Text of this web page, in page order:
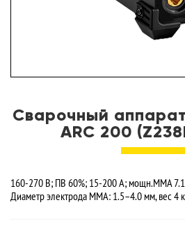
Сварочный
ARC 200
160-270 В; ПВ 60%; 15-200 А; мощн.MMA
Диаметр электрода MMA: 1.5–4.0 мм, вес 4